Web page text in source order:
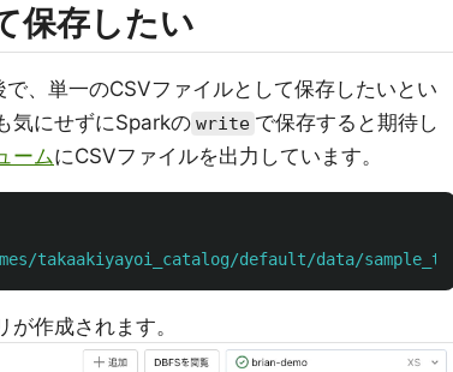
保存したい
、単一のCSVファイルとして保存したいとい
気にせずにSparkの write で保存すると期待し
ームにCSVファイルを出力しています。
takaakiyayoi_catalog/default/data/
作成されます。